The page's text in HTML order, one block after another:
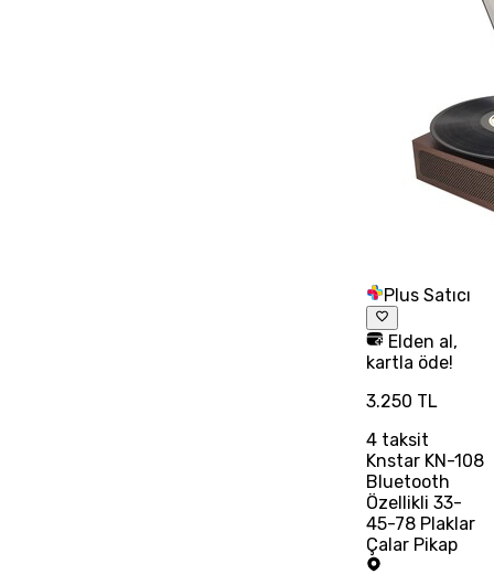
Plus Satıcı
Elden al,
kartla öde!
3.250 TL
4taksit
Knstar KN-108
Bluetooth
Özellikli 33-
45-78 Plaklar
Çalar Pikap